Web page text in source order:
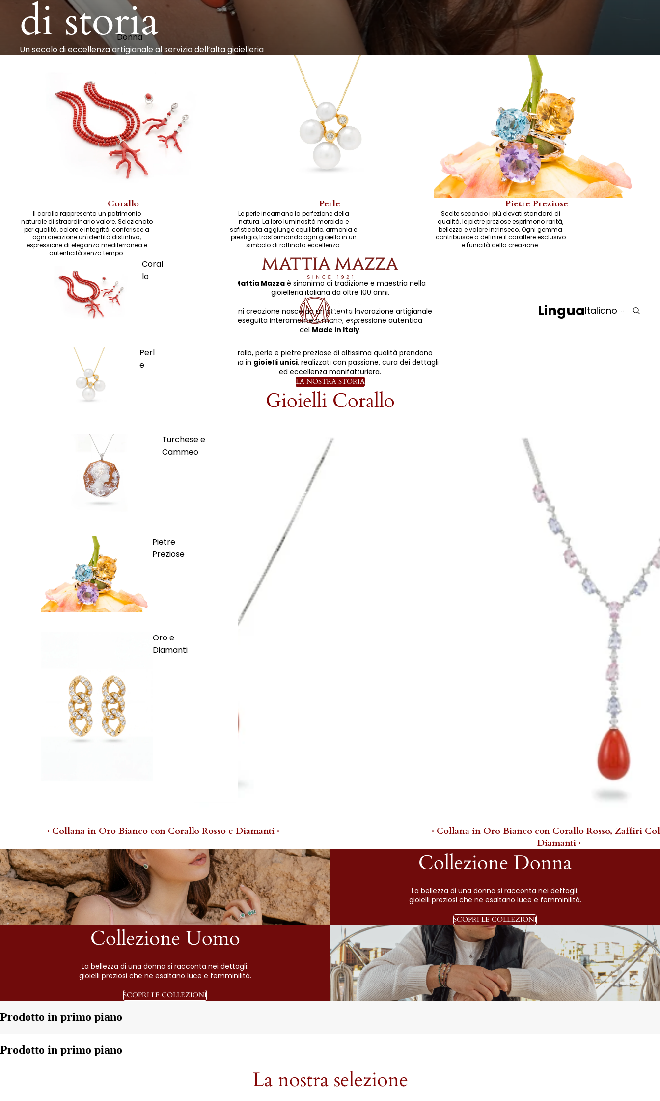
Donna
Coral
lo
Perl
e
Turchese e
Cammeo
Pietre
Preziose
Oro e
Diamanti
Lingua
di storia
Un secolo di eccellenza artigianale al servizio dell’alta gioielleria
Corallo
Il corallo rappresenta un patrimonio
naturale di straordinario valore. Selezionato
per qualità, colore e integrità, conferisce a
ogni creazione un'identità distintiva,
espressione di eleganza mediterranea e
autenticità senza tempo.
Perle
Le perle incarnano la perfezione della
natura. La loro luminosità morbida e
sofisticata aggiunge equilibrio, armonia e
prestigio, trasformando ogni gioiello in un
simbolo di raffinata eccellenza.
Pietre Preziose
Scelte secondo i più elevati standard di
qualità, le pietre preziose esprimono rarità,
bellezza e valore intrinseco. Ogni gemma
contribuisce a definire il carattere esclusivo
e l'unicità della creazione.
Mattia Mazza è sinonimo di tradizione e maestria nella
gioielleria italiana da oltre 100 anni.
Ogni creazione nasce da un’attenta lavorazione artigianale
eseguita interamente a mano, espressione autentica
del Made in Italy.
Corallo, perle e pietre preziose di altissima qualità prendono
forma in gioielli unici, realizzati con passione, cura dei dettagli
ed eccellenza manifatturiera.
LA NOSTRA STORIA
Gioielli Corallo
· Collana in Oro Bianco con Corallo Rosso e Diamanti ·
· Collana in Oro Bianco con Corallo Rosso, Zaffiri
Diamanti ·
Collezione Donna
La bellezza di una donna si racconta nei dettagli:
gioielli preziosi che ne esaltano luce e femminilità.
SCOPRI LE COLLEZIONI
Collezione Uomo
La bellezza di una donna si racconta nei dettagli:
gioielli preziosi che ne esaltano luce e femminilità.
SCOPRI LE COLLEZIONI
Prodotto in primo piano
Prodotto in primo piano
La nostra selezione